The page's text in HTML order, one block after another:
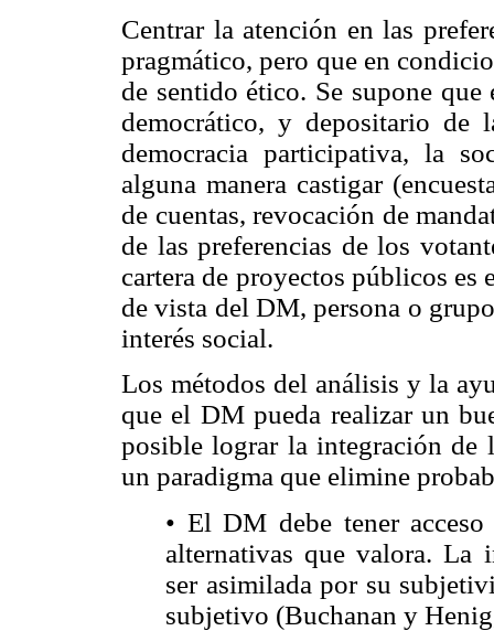
Centrar la atención en las
pragmático, pero que en
de sentido ético. Se supone
democrático, y depositario de
democracia participativa, la
alguna manera castigar
de cuentas, revocación de
de las preferencias de los
cartera de proyectos públicos
de vista del DM, persona o
interés social.
Los métodos del análisis y la
que el DM pueda realizar un
posible lograr la integración de
un paradigma que elimine
• El DM debe tener
alternativas que valora. La
ser asimilada por su
subjetivo (Buchanan y